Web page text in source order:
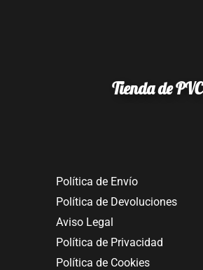
Tienda de PVC
Política de Envío
Política de Devoluciones
Aviso Legal
Política de Privacidad
Política de Cookies